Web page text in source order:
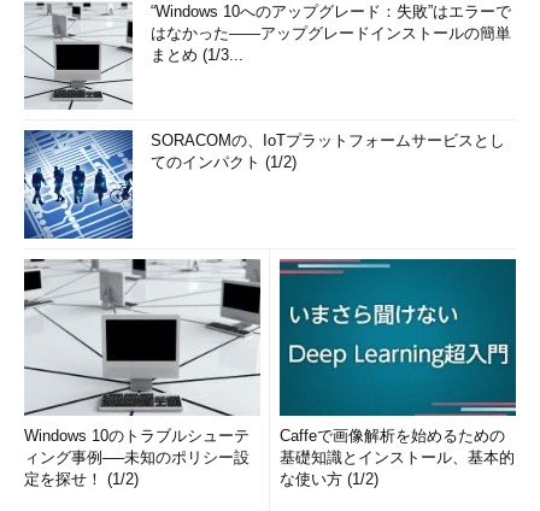
“Windows 10へのアップグレード：失敗”はエラーで
はなかった――アップグレードインストールの簡単
まとめ (1/3...
SORACOMの、IoTプラットフォームサービスとし
てのインパクト (1/2)
Windows 10のトラブルシューテ
ィング事例──未知のポリシー設
定を探せ！ (1/2)
Caffeで画像解析を始めるための
基礎知識とインストール、基本的
な使い方 (1/2)